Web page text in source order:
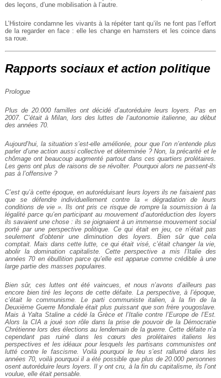
des leçons, d’une mobilisation à l’autre.
L’Histoire condamne les vivants à la répéter tant qu’ils ne font pas l’effort
de la regarder en face : elle les change en hamsters et les coince dans
sa roue.
Rapports sociaux et action politique
Prologue
Plus de 20.000 familles ont décidé d’autoréduire leurs loyers. Pas en
2007. C’était à Milan, lors des luttes de l’autonomie italienne, au début
des années 70.
Aujourd’hui, la situation s’est-elle améliorée, pour que l’on n’entende plus
parler d’une action aussi collective et déterminée ? Non, la précarité et le
chômage ont beaucoup augmenté partout dans ces quartiers prolétaires.
Les gens ont plus de raisons de se révolter. Pourquoi alors ne passent-ils
pas à l’offensive ?
C’est qu’à cette époque, en autoréduisant leurs loyers ils ne faisaient pas
que se défendre individuellement contre la « dégradation de leurs
conditions de vie ». Ils ont pris ce risque de rompre la soumission à la
légalité parce qu’en participant au mouvement d’autoréduction des loyers
ils savaient une chose : ils se joignaient à un immense mouvement social
porté par une perspective politique. Ce qui était en jeu, ce n’était pas
seulement d’obtenir une diminution des loyers. Bien sûr que cela
comptait. Mais dans cette lutte, ce qui était visé, c’était changer la vie,
abolir la domination capitaliste. Cette perspective a mis l’Italie des
années 70 en ébullition parce qu’elle est apparue comme crédible à une
large partie des masses populaires.
Bien sûr, ces luttes ont été vaincues, et nous n’avons d’ailleurs pas
encore bien tiré les leçons de cette défaite. La perspective, à l’époque,
c’était le communisme. Le parti communiste italien, à la fin de la
Deuxième Guerre Mondiale était plus puissant que son frère yougoslave.
Mais à Yalta Staline a cédé la Grèce et l’Italie contre l’Europe de l’Est.
Alors la CIA a joué son rôle dans la prise de pouvoir de la Démocratie
Chrétienne lors des élections au lendemain de la guerre. Cette défaite n’a
cependant pas ruiné dans les cœurs des prolétaires italiens les
perspectives et les idéaux pour lesquels les partisans communistes ont
lutté contre le fascisme. Voilà pourquoi le feu s’est rallumé dans les
années 70, voilà pourquoi il a été possible que plus de 20.000 personnes
osent autoréduire leurs loyers. Il y ont cru, à la fin du capitalisme, ils l’ont
voulue, elle était pensable.